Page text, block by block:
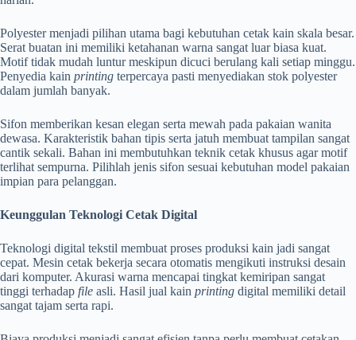
Polyester menjadi pilihan utama bagi kebutuhan cetak kain skala besar.
Serat buatan ini memiliki ketahanan warna sangat luar biasa kuat.
Motif tidak mudah luntur meskipun dicuci berulang kali setiap minggu.
Penyedia kain printing terpercaya pasti menyediakan stok polyester
dalam jumlah banyak.
Sifon memberikan kesan elegan serta mewah pada pakaian wanita
dewasa. Karakteristik bahan tipis serta jatuh membuat tampilan sangat
cantik sekali. Bahan ini membutuhkan teknik cetak khusus agar motif
terlihat sempurna. Pilihlah jenis sifon sesuai kebutuhan model pakaian
impian para pelanggan.
Keunggulan Teknologi Cetak Digital
Teknologi digital tekstil membuat proses produksi kain jadi sangat
cepat. Mesin cetak bekerja secara otomatis mengikuti instruksi desain
dari komputer. Akurasi warna mencapai tingkat kemiripan sangat
tinggi terhadap file asli. Hasil jual kain printing digital memiliki detail
sangat tajam serta rapi.